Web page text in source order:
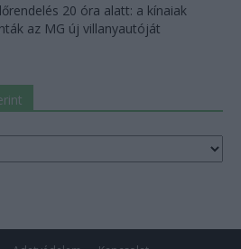
20 óra alatt: a kínaiak
az MG új villanyautóját